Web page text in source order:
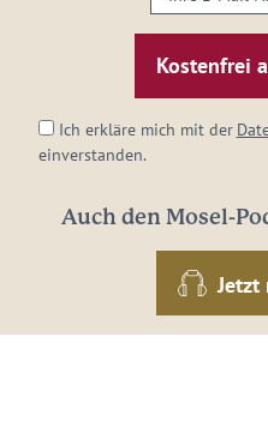
E-
Mail-
Adresse:
Ich erkläre mich mit der
einverstanden.
Auch den Mosel-
Jetzt